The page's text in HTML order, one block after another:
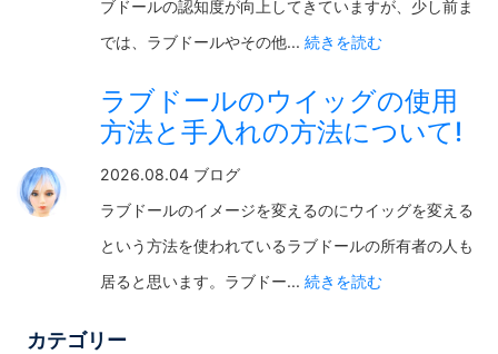
ブドールの認知度が向上してきていますが、少し前ま
では、ラブドールやその他... 続きを読む
ラブドールのウイッグの使用
方法と手入れの方法について!
2026.08.04 ブログ
ラブドールのイメージを変えるのにウイッグを変える
という方法を使われているラブドールの所有者の人も
居ると思います。ラブドー... 続きを読む
カテゴリー